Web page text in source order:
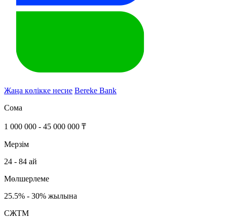
Жаңа көлікке несие Bereke Bank
Сома
1 000 000 - 45 000 000 ₸
Мерзім
24 - 84 ай
Мөлшерлеме
25.5% - 30% жылына
СЖТМ